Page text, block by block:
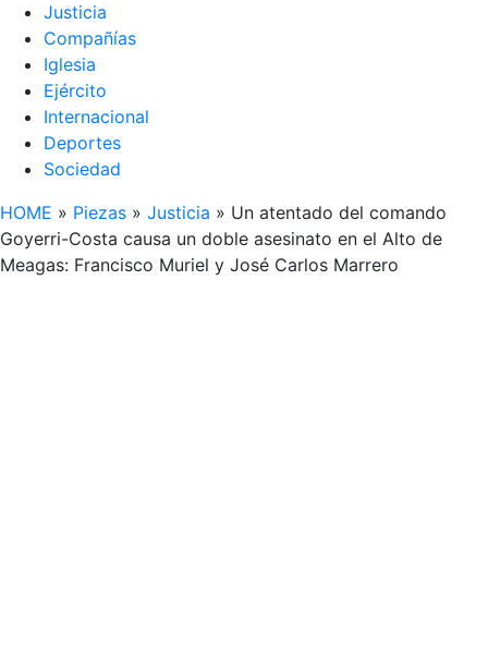
Justicia
Compañías
Iglesia
Ejército
Internacional
Deportes
Sociedad
HOME » Piezas » Justicia » Un atentado del comando
Goyerri-Costa causa un doble asesinato en el Alto de
Meagas: Francisco Muriel y José Carlos Marrero